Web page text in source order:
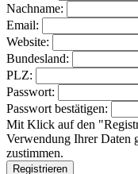
Nachname:
Email:
Website:
Bundesland:
PLZ:
Passwort:
Passwort bestätigen:
Mit Klick auf den
Verwendung Ihrer Daten
zustimmen.